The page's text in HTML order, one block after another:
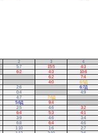
2 3
4
5:7 15:5
4:3
6:2 4:3
10:6
6:2
7:4
4:0
6:5Д
2:6
6:7Д
0:4
4:9
4:7 7:6Д
5:6Д 9:4
2:5 4:6
3:2
6:4 5:3
4:1
3:9 4:6
3:4
6:8 6:4
4:6
1:10 1:6
2:7